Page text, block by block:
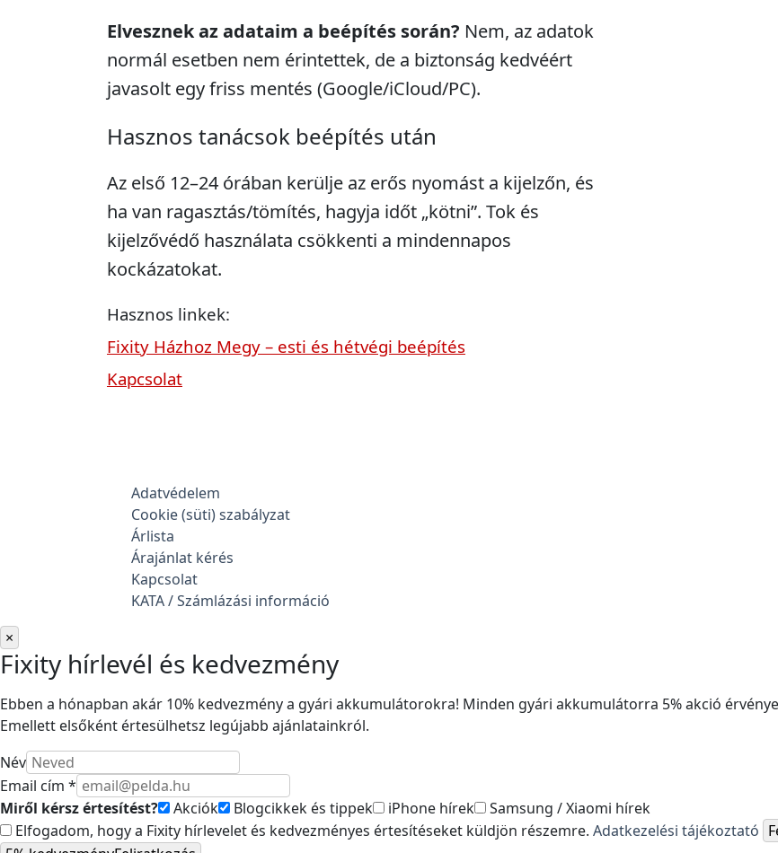
Elvesznek az adataim a beépítés során? Nem, az adatok
normál esetben nem érintettek, de a biztonság kedvéért
javasolt egy friss mentés (Google/iCloud/PC).
Hasznos tanácsok beépítés után
Az első 12–24 órában kerülje az erős nyomást a kijelzőn, és
ha van ragasztás/tömítés, hagyja időt „kötni”. Tok és
kijelzővédő használata csökkenti a mindennapos
kockázatokat.
Hasznos linkek:
Fixity Házhoz Megy – esti és hétvégi beépítés
Kapcsolat
Adatvédelem
Cookie (süti) szabályzat
Árlista
Árajánlat kérés
Kapcsolat
KATA / Számlázási információ
×
Fixity hírlevél és kedvezmény
Ebben a hónapban akár 10% kedvezmény a gyári akkumulátorokra! Minden gyári akkumulátorra 5% akció
Emellett elsőként értesülhetsz legújabb ajánlatainkról.
Név
Email cím *
Miről kérsz értesítést?
Akciók Blogcikkek és tippek iPhone hírek
Samsung / Xiaomi hírek
Elfogadom, hogy a Fixity hírlevelet és kedvezményes értesítéseket küldjön részemre. Adatkezelési tájékoztató